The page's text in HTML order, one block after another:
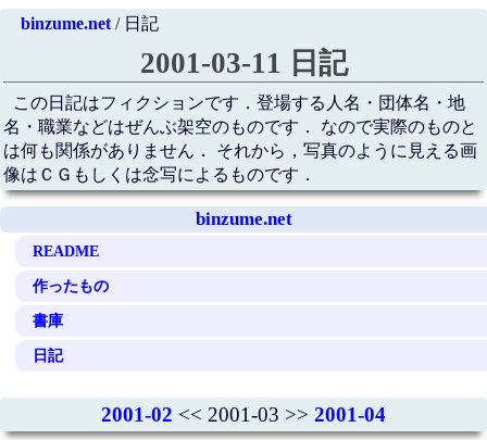
binzume.net/ 日記
2001-03-11 日記
この日記はフィクションです．登場する人名・団体名・地
名・職業などはぜんぶ架空のものです． なので実際のものと
は何も関係がありません． それから，写真のように見える画
像はＣＧもしくは念写によるものです．
binzume.net
README
作ったもの
書庫
日記
2001-02 << 2001-03 >> 2001-04